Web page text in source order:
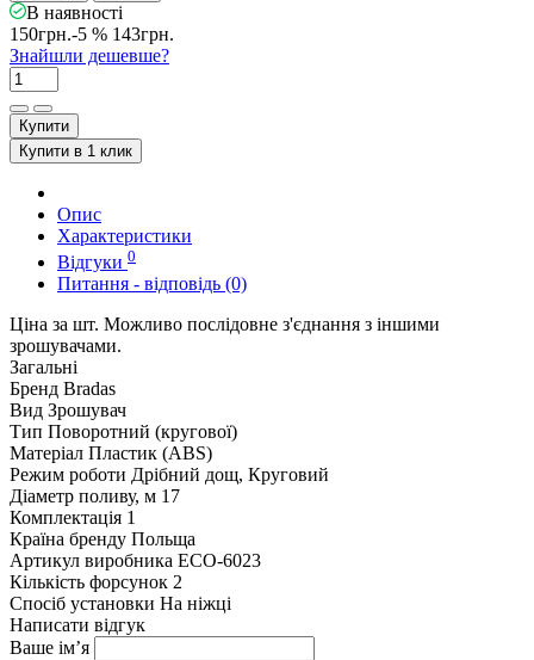
В наявності
150грн.-5 % 143грн.
Знайшли дешевше?
Купити
Купити в 1 клик
Опис
Характеристики
Відгуки 0
Питання - відповідь (0)
Ціна за шт. Можливо послідовне з'єднання з іншими
зрошувачами.
Загальні
Бренд Bradas
Вид Зрошувач
Тип Поворотний (кругової)
Матеріал Пластик (ABS)
Режим роботи Дрібний дощ, Круговий
Діаметр поливу, м 17
Комплектація 1
Країна бренду Польща
Артикул виробника ECO-6023
Кількість форсунок 2
Спосіб установки На ніжці
Написати відгук
Ваше ім’я